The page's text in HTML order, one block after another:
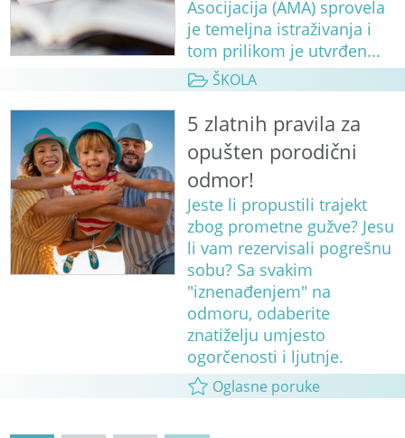
Asocijacija (AMA) sprovela
je temeljna istraživanja i
tom prilikom je utvrđen...
ŠKOLA
5 zlatnih pravila za
opušten porodični
odmor!
Jeste li propustili trajekt
zbog prometne gužve? Jesu
li vam rezervisali pogrešnu
sobu? Sa svakim
"iznenađenjem" na
odmoru, odaberite
znatiželju umjesto
ogorčenosti i ljutnje.
Oglasne poruke